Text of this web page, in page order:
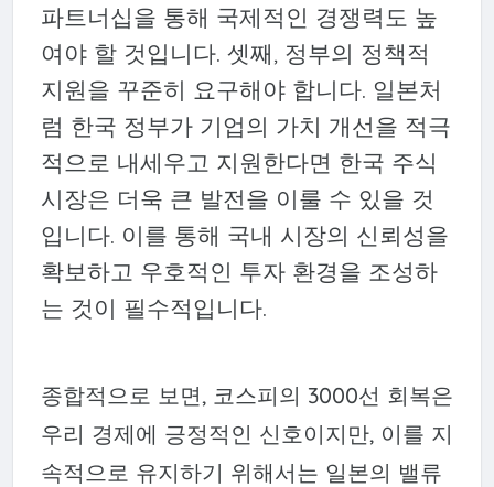
파트너십을 통해 국제적인 경쟁력도 높
여야 할 것입니다. 셋째, 정부의 정책적
지원을 꾸준히 요구해야 합니다. 일본처
럼 한국 정부가 기업의 가치 개선을 적극
적으로 내세우고 지원한다면 한국 주식
시장은 더욱 큰 발전을 이룰 수 있을 것
입니다. 이를 통해 국내 시장의 신뢰성을
확보하고 우호적인 투자 환경을 조성하
는 것이 필수적입니다.
종합적으로 보면, 코스피의 3000선 회복은
우리 경제에 긍정적인 신호이지만, 이를 지
속적으로 유지하기 위해서는 일본의 밸류